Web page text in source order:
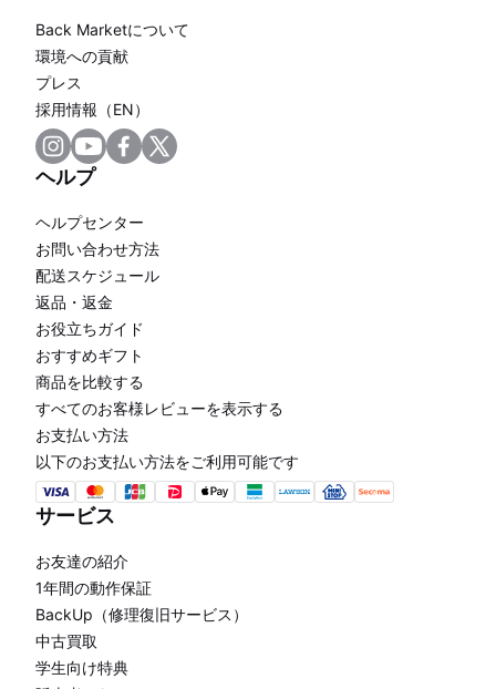
Back Marketについて
環境への貢献
プレス
採用情報（EN）
ヘルプ
ヘルプセンター
お問い合わせ方法
配送スケジュール
返品・返金
お役立ちガイド
おすすめギフト
商品を比較する
すべてのお客様レビューを表示する
お支払い方法
以下のお支払い方法をご利用可能です
サービス
お友達の紹介
1年間の動作保証
BackUp（修理復旧サービス）
中古買取
学生向け特典